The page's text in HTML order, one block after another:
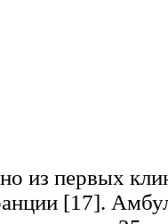
из первых
[17].